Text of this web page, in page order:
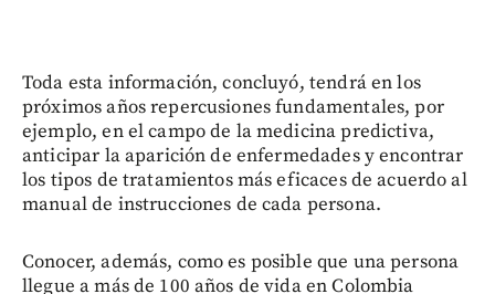
Toda esta información, concluyó, tendrá en los
próximos años repercusiones fundamentales, por
ejemplo, en el campo de la medicina predictiva,
anticipar la aparición de enfermedades y encontrar
los tipos de tratamientos más eficaces de acuerdo al
manual de instrucciones de cada persona.
Conocer, además, como es posible que una persona
llegue a más de 100 años de vida en Colombia